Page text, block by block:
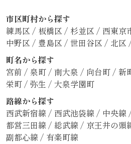
市区町村から探す
練馬区 / 板橋区 / 杉並区 / 西東京
中野区 / 豊島区 / 世田谷区 / 北区
町名から探す
宮前 / 泉町/ 南大泉 / 向台町/ 新
栄町/ 弥生 / 大泉学園町
路線から探す
西武新宿線/ 西武池袋線/ 中央線
都営三田線/ 総武線/ 京王井の頭
副都心線/ 有楽町線